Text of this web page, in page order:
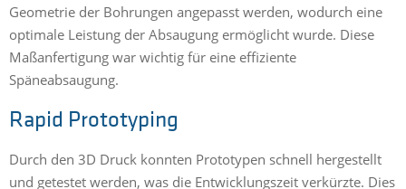
Geometrie der Bohrungen angepasst werden, wodurch eine
optimale Leistung der Absaugung ermöglicht wurde. Diese
Maßanfertigung war wichtig für eine effiziente
Späneabsaugung.
Rapid Prototyping
Durch den 3D Druck konnten Prototypen schnell hergestellt
und getestet werden, was die Entwicklungszeit verkürzte. Dies